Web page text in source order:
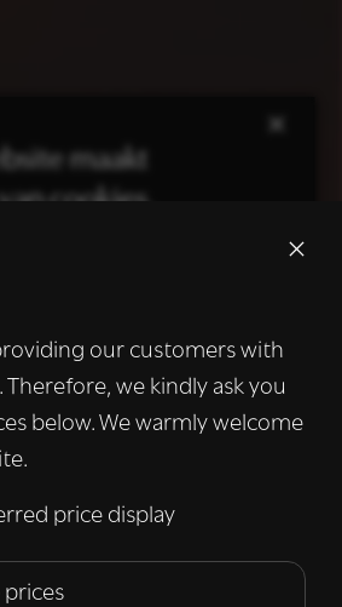
our customers with
Therefore, we kindly ask you
below. We warmly welcome
price display
prices
×
maakt
cookies.
cookies om inhoud en
uw gebruik van onze site
en analysepartners,
combineren met andere
u aan hen heeft verstrekt of
Lees verder
Prestatie Targeting